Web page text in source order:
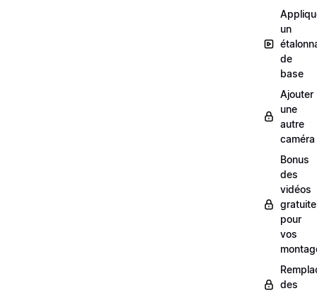
un
de
base
Ajouter
une
autre
caméra
Bonus
des
vidéos
pour
vos
des